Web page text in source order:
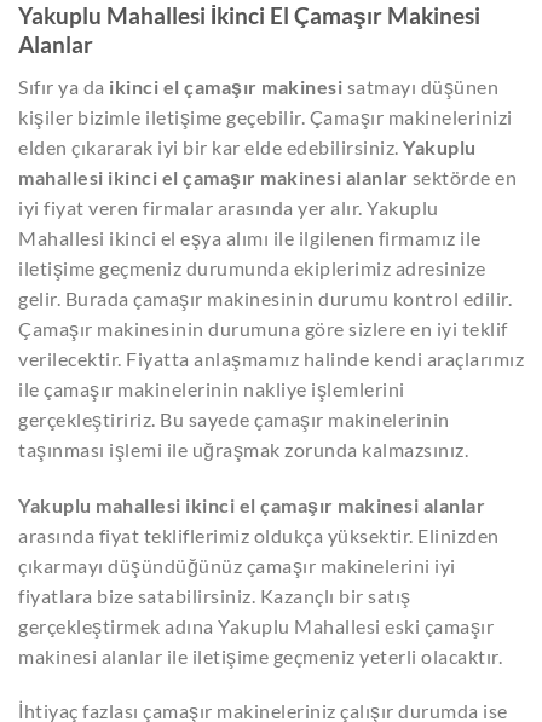
Yakuplu Mahallesi İkinci El Çamaşır Makinesi
Alanlar
Sıfır ya da ikinci el çamaşır makinesi satmayı düşünen
kişiler bizimle iletişime geçebilir. Çamaşır makinelerinizi
elden çıkararak iyi bir kar elde edebilirsiniz. Yakuplu
mahallesi ikinci el çamaşır makinesi alanlar sektörde en
iyi fiyat veren firmalar arasında yer alır. Yakuplu
Mahallesi ikinci el eşya alımı ile ilgilenen firmamız ile
iletişime geçmeniz durumunda ekiplerimiz adresinize
gelir. Burada çamaşır makinesinin durumu kontrol edilir.
Çamaşır makinesinin durumuna göre sizlere en iyi teklif
verilecektir. Fiyatta anlaşmamız halinde kendi araçlarımız
ile çamaşır makinelerinin nakliye işlemlerini
gerçekleştiririz. Bu sayede çamaşır makinelerinin
taşınması işlemi ile uğraşmak zorunda kalmazsınız.
Yakuplu mahallesi ikinci el çamaşır makinesi alanlar
arasında fiyat tekliflerimiz oldukça yüksektir. Elinizden
çıkarmayı düşündüğünüz çamaşır makinelerini iyi
fiyatlara bize satabilirsiniz. Kazançlı bir satış
gerçekleştirmek adına Yakuplu Mahallesi eski çamaşır
makinesi alanlar ile iletişime geçmeniz yeterli olacaktır.
İhtiyaç fazlası çamaşır makineleriniz çalışır durumda ise